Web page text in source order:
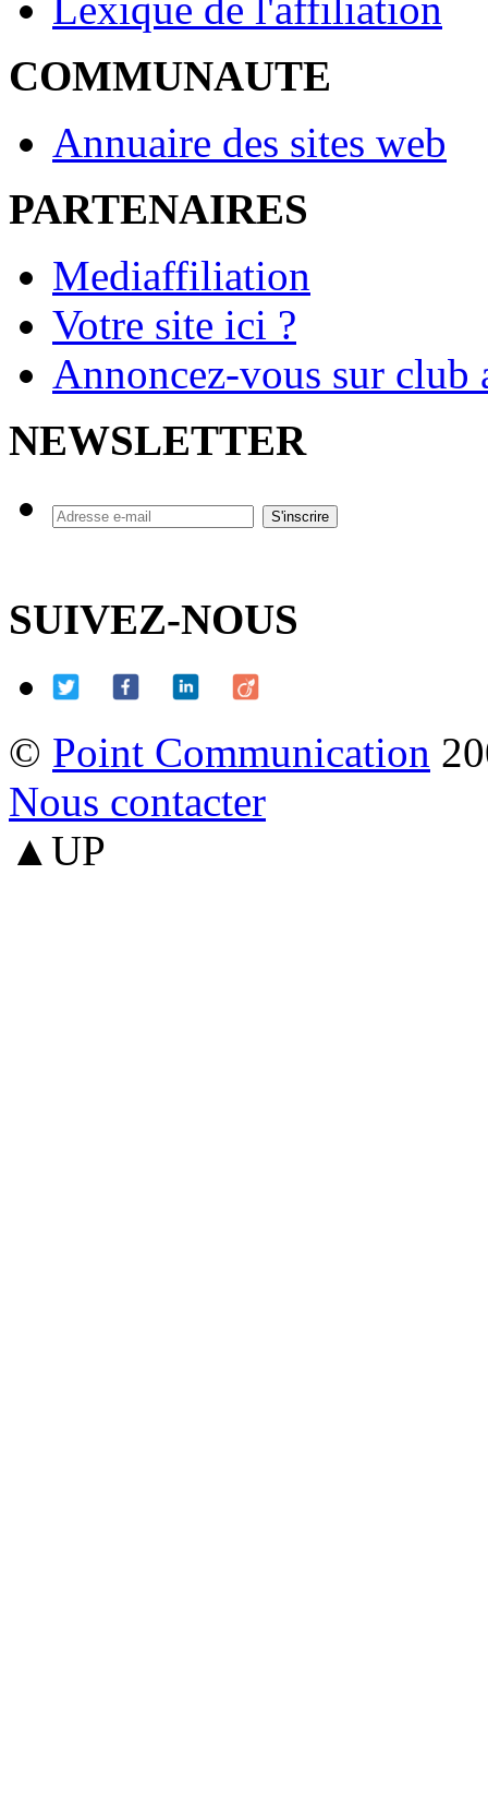
Lexique de l'affiliation
COMMUNAUTE
Annuaire des sites web
PARTENAIRES
Mediaffiliation
Votre site ici ?
Annoncez-vous sur
NEWSLETTER
SUIVEZ-NOUS
© Point Communication
Nous contacter
▲UP